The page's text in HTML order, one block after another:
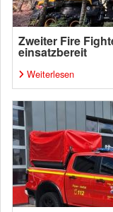
Zweiter Fire
einsatzbereit
Weiterlesen